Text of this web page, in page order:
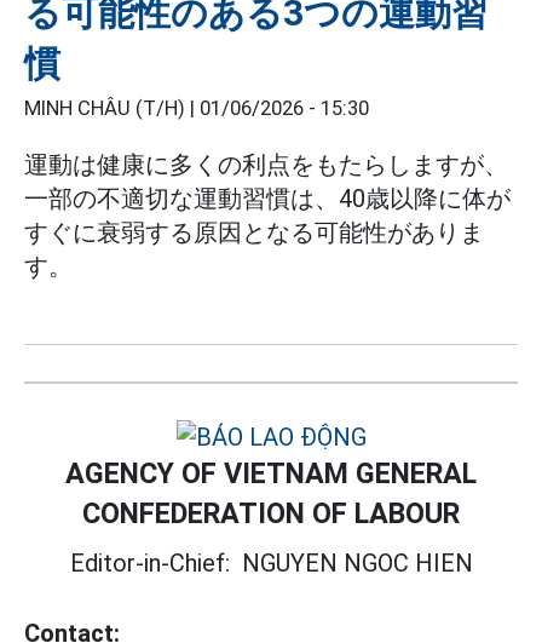
る可能性のある3つの運動習
慣
MINH CHÂU (T/H) | 01/06/2026 - 15:30
運動は健康に多くの利点をもたらしますが、
一部の不適切な運動習慣は、40歳以降に体が
すぐに衰弱する原因となる可能性がありま
す。
AGENCY OF VIETNAM GENERAL
CONFEDERATION OF LABOUR
Editor-in-Chief: NGUYEN NGOC HIEN
Contact: